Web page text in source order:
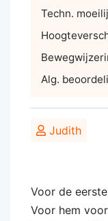
Techn.
Alg.
Judith
Voor de
Voor hem